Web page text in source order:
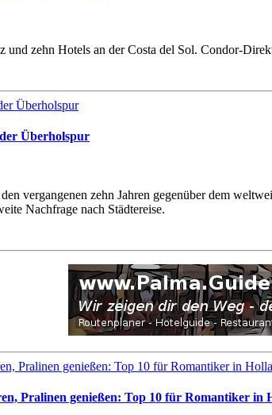
und zehn Hotels an der Costa del Sol. Condor-
Überholspur
vergangenen zehn Jahren gegenüber dem
Nachfrage nach Städtereise.
Pralinen genießen: Top 10 für Romantiker in